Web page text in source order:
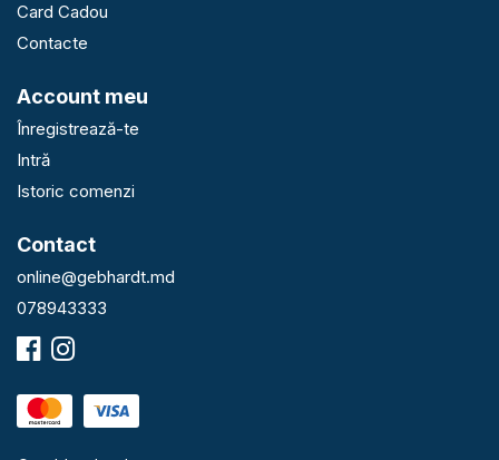
Card Cadou
Contacte
Account meu
Înregistrează-te
Intră
Istoric comenzi
Contact
online@gebhardt.md
078943333